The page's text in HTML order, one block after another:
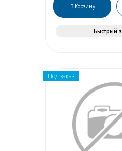
В Корзину
Быстрый
Под заказ